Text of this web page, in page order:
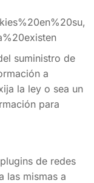
suministro de
a
la ley o sea un
para
de redes
las mismas a